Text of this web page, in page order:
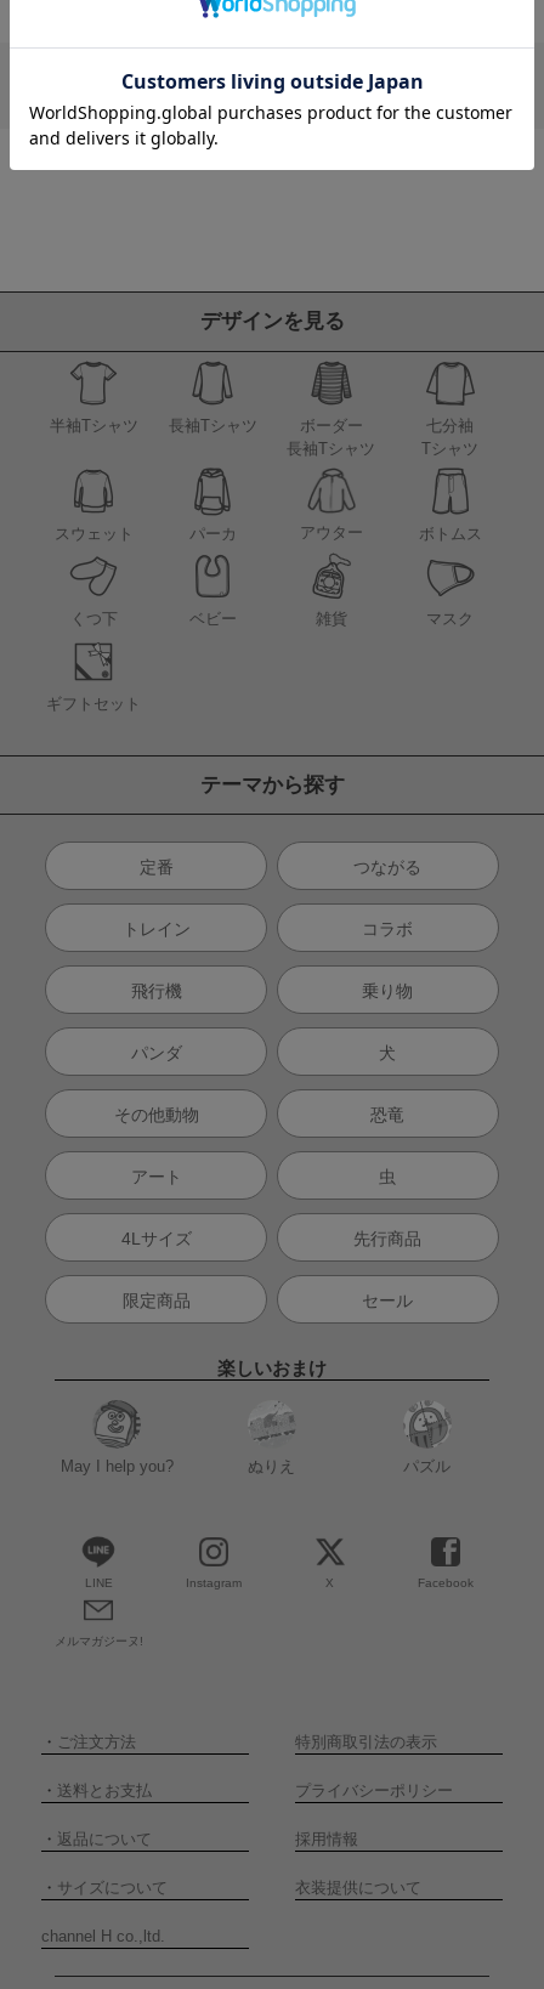
現在登録されている商品はありません。
デザインを見る
半袖Tシャツ 長袖Tシャツ
ボーダー
長袖Tシャツ
七分袖
Tシャツ
スウェット パーカ アウター ボトムス
くつ下 ベビー 雑貨 マスク
ギフトセット
テーマから探す
定番 つながる
トレイン コラボ
飛行機 乗り物
パンダ 犬
その他動物 恐竜
アート 虫
4Lサイズ 先行商品
限定商品 セール
楽しいおまけ
May I help you? ぬりえ パズル
LINE Instagram X Facebook
メルマガジーヌ!
・ ご注文方法 特別商取引法の表示
・ 送料とお支払 プライバシーポリシー
・ 返品について 採用情報
・ サイズについて 衣装提供について
channel H co.,ltd.